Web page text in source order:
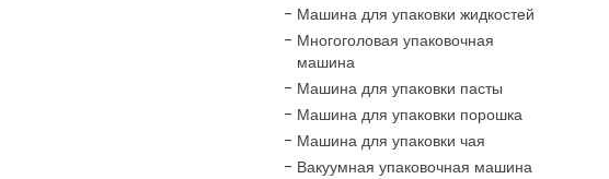
Машина для упаковки жидкостей
Многоголовая упаковочная
машина
Машина для упаковки пасты
Машина для упаковки порошка
Машина для упаковки чая
Вакуумная упаковочная машина